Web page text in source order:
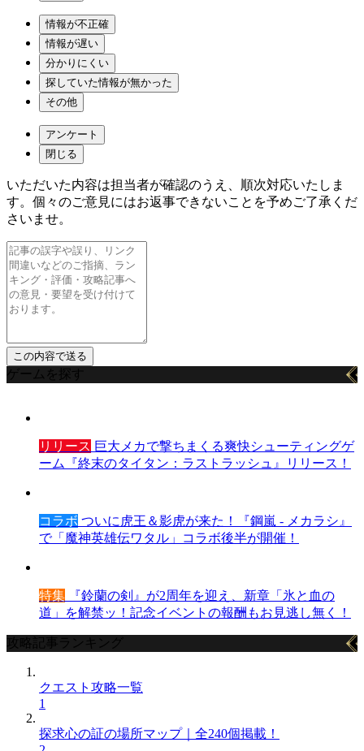
情報が不正確
情報が遅い
分かりにくい
探していた情報が無かった
その他
アンケート
閉じる
いただいた内容は担当者が確認のうえ、順次対応いたしま
す。個々のご意見にはお返事できないことを予めご了承くだ
さいませ。
ゲームを探す
リリース 巨大メカで撃ちまくる爽快シューティングゲ
ーム『終末のタイタン：ラストラッシュ』リリース！
コラボ ついに虎王＆影虎が来た！『鋼嵐 - メカラシ』
で「魔神英雄伝ワタル」コラボ後半が開催！
特集 『鈴蘭の剣』が2周年を迎え、新章「氷と血の
道」を解禁ッ！記念イベントの報酬もお見逃し無く！
攻略記事ランキング
クエスト攻略一覧
1
探求心の証の場所マップ｜全240個掲載！